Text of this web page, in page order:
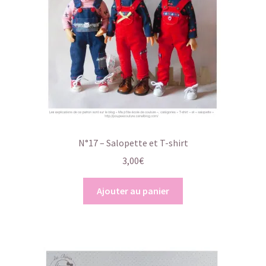
N°17 – Salopette et T-shirt
3,00€
Ajouter au panier